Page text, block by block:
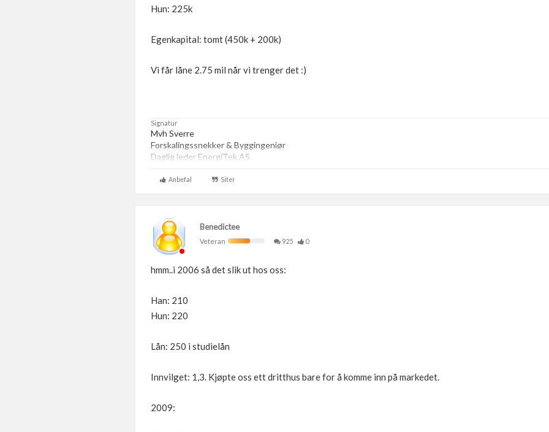
Hun: 225k
Egenkapital: tomt (450k + 200k)
Vi får låne 2.75 mil når vi trenger det :)
Signatur
Mvh Sverre
Forskalingssnekker & Byggingeniør
Daglig leder EnergiTek AS
Anbefal Siter
Benedictee
Veteran
925 0
hmm..i 2006 så det slik ut hos oss:
Han: 210
Hun: 220
Lån: 250 i studielån
Innvilget: 1,3. Kjøpte oss ett dritthus bare for å komme inn på markedet.
2009: